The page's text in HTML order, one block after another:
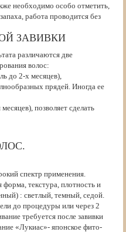
необходимо особо отметить,
работа проводится без
ЗАВИВКИ
различаются две
волос:
до 2-х месяцев),
прядей. Иногда ее
позволяет сделать
спектр применения.
текстура, плотность и
: светлый, темный, седой.
до процедуры или через 2
требуется после завивки
«Лукиас»- японское фито-